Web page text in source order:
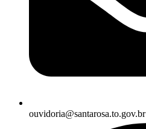
ouvidoria@santarosa.to.gov.br